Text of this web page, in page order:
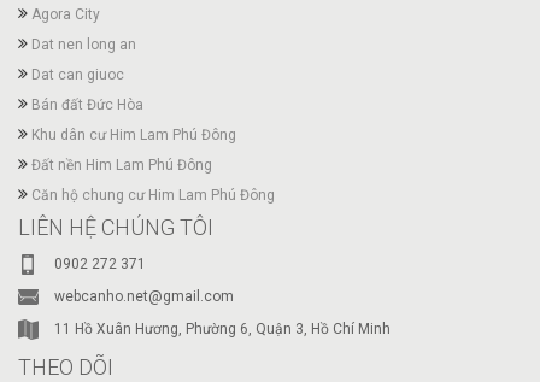
Agora City
Dat nen long an
Dat can giuoc
Bán đất Đức Hòa
Khu dân cư Him Lam Phú Đông
Đất nền Him Lam Phú Đông
Căn hộ chung cư Him Lam Phú Đông
LIÊN HỆ CHÚNG TÔI
0902 272 371
webcanho.net@gmail.com
11 Hồ Xuân Hương, Phường 6, Quận 3, Hồ Chí Minh
THEO DÕI